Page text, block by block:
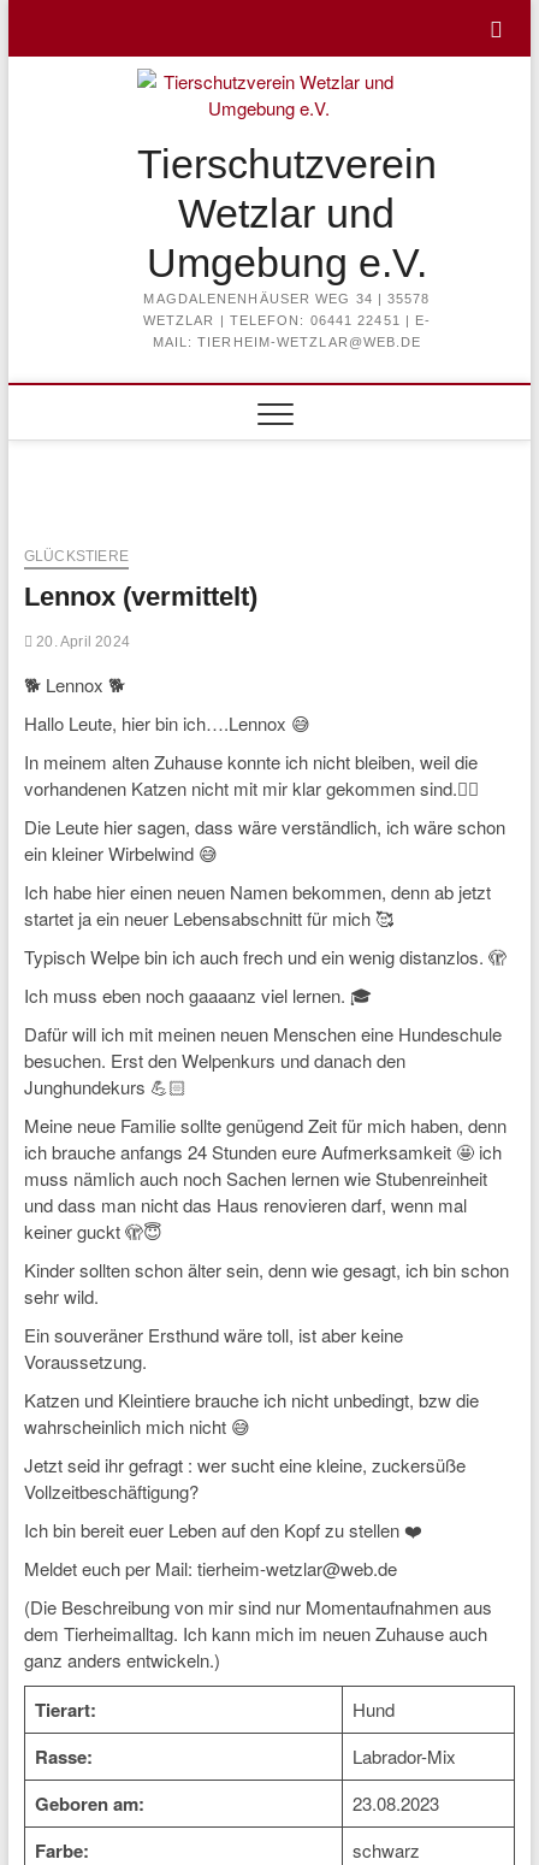
content
Tierschutzverein
Wetzlar und
Umgebung e.V.
MAGDALENENHÄUSER WEG 34 | 35578
WETZLAR | TELEFON: 06441 22451 | E-
MAIL: TIERHEIM-WETZLAR@WEB.DE
GLÜCKSTIERE
Lennox (vermittelt)
20. April 2024
🐕 Lennox 🐕
Hallo Leute, hier bin ich….Lennox 😅
In meinem alten Zuhause konnte ich nicht bleiben, weil die
vorhandenen Katzen nicht mit mir klar gekommen sind.🤷‍♀️
Die Leute hier sagen, dass wäre verständlich, ich wäre schon
ein kleiner Wirbelwind 😅
Ich habe hier einen neuen Namen bekommen, denn ab jetzt
startet ja ein neuer Lebensabschnitt für mich 🥰
Typisch Welpe bin ich auch frech und ein wenig distanzlos. 🫣
Ich muss eben noch gaaaanz viel lernen. 🎓
Dafür will ich mit meinen neuen Menschen eine Hundeschule
besuchen. Erst den Welpenkurs und danach den
Junghundekurs 💪🏻
Meine neue Familie sollte genügend Zeit für mich haben, denn
ich brauche anfangs 24 Stunden eure Aufmerksamkeit 🤩 ich
muss nämlich auch noch Sachen lernen wie Stubenreinheit
und dass man nicht das Haus renovieren darf, wenn mal
keiner guckt 🫣😇
Kinder sollten schon älter sein, denn wie gesagt, ich bin schon
sehr wild.
Ein souveräner Ersthund wäre toll, ist aber keine
Voraussetzung.
Katzen und Kleintiere brauche ich nicht unbedingt, bzw die
wahrscheinlich mich nicht 😅
Jetzt seid ihr gefragt : wer sucht eine kleine, zuckersüße
Vollzeitbeschäftigung?
Ich bin bereit euer Leben auf den Kopf zu stellen ❤️
Meldet euch per Mail: tierheim-wetzlar@web.de
(Die Beschreibung von mir sind nur Momentaufnahmen aus
dem Tierheimalltag. Ich kann mich im neuen Zuhause auch
ganz anders entwickeln.)
Tierart: Hund
Rasse: Labrador-Mix
Geboren am: 23.08.2023
Farbe: schwarz